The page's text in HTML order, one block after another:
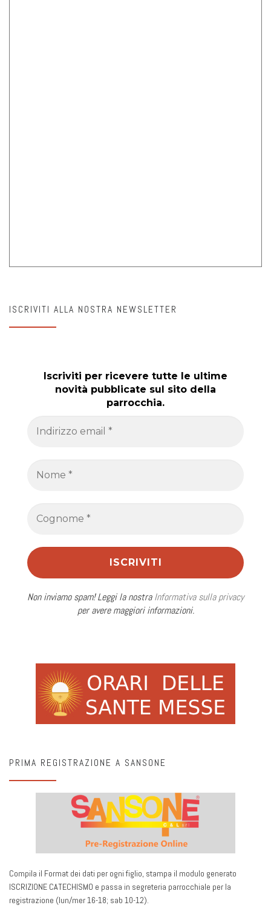
ISCRIVITI ALLA NOSTRA NEWSLETTER
Iscriviti per ricevere tutte le ultime
novità pubblicate sul sito della
parrocchia.
Non inviamo spam! Leggi la nostraInformativa sulla privacy
per avere maggiori informazioni.
PRIMA REGISTRAZIONE A SANSONE
Compila il Format dei dati per ogni figlio, stampa il modulo generato
ISCRIZIONE CATECHISMO e passa in segreteria parrocchiale per la
registrazione (lun/mer 16-18; sab 10-12).